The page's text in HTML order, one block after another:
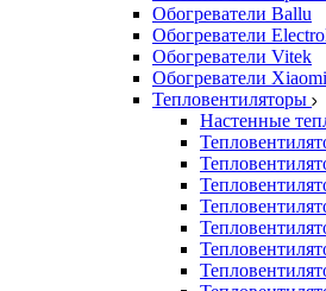
Обогреватели Ballu
Обогреватели
Обогреватели Vitek
Обогреватели Xiaomi
Тепловентиляторы
Настенные